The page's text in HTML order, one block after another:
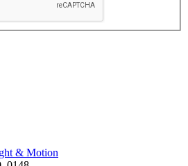
& Motion